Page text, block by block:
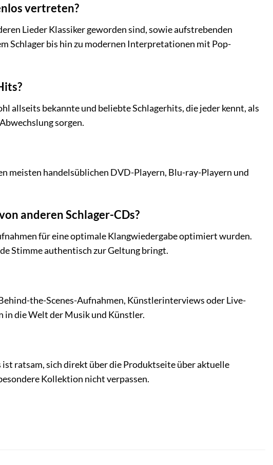
vertreten?
Lieder Klassiker geworden sind, sowie aufstrebenden
Schlager bis hin zu modernen Interpretationen mit Pop-
allseits bekannte und beliebte Schlagerhits, die jeder kennt, als
sorgen.
meisten handelsüblichen DVD-Playern, Blu-ray-Playern und
anderen Schlager-CDs?
für eine optimale Klangwiedergabe optimiert wurden.
Stimme authentisch zur Geltung bringt.
the-Scenes-Aufnahmen, Künstlerinterviews oder Live-
in die Welt der Musik und Künstler.
ratsam, sich direkt über die Produktseite über aktuelle
Kollektion nicht verpassen.